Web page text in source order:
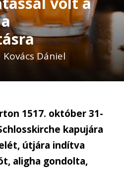
Kovács Dániel
1517. október 31-
kapujára
útjára indítva
aligha gondolta,